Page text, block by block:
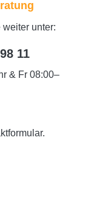
unter:
11
& Fr 08:00–
.